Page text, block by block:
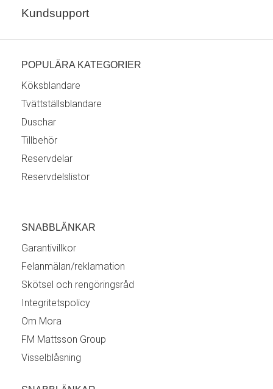
Kundsupport
POPULÄRA KATEGORIER
Köksblandare
Tvättställsblandare
Duschar
Tillbehör
Reservdelar
Reservdelslistor
SNABBLÄNKAR
Garantivillkor
Felanmälan/reklamation
Skötsel och rengöringsråd
Integritetspolicy
Om Mora
FM Mattsson Group
Visselblåsning